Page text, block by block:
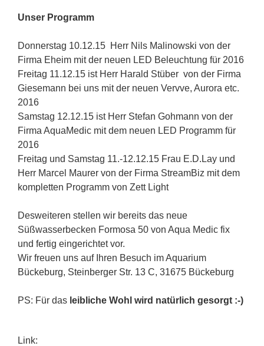
Unser Programm
Donnerstag 10.12.15 Herr Nils Malinowski von der
Firma Eheim mit der neuen LED Beleuchtung für 2016
Freitag 11.12.15 ist Herr Harald Stüber von der Firma
Giesemann bei uns mit der neuen Vervve, Aurora etc.
2016
Samstag 12.12.15 ist Herr Stefan Gohmann von der
Firma AquaMedic mit dem neuen LED Programm für
2016
Freitag und Samstag 11.-12.12.15 Frau E.D.Lay und
Herr Marcel Maurer von der Firma StreamBiz mit dem
kompletten Programm von Zett Light
Desweiteren stellen wir bereits das neue
Süßwasserbecken Formosa 50 von Aqua Medic fix
und fertig eingerichtet vor.
Wir freuen uns auf Ihren Besuch im Aquarium
Bückeburg, Steinberger Str. 13 C, 31675 Bückeburg
PS: Für das leibliche Wohl wird natürlich gesorgt :-)
Link: